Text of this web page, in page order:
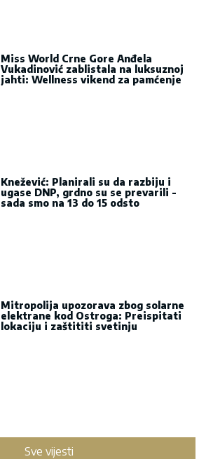
Miss World Crne Gore Anđela
Vukadinović zablistala na luksuznoj
jahti: Wellness vikend za pamćenje
Knežević: Planirali su da razbiju i
ugase DNP, grdno su se prevarili -
sada smo na 13 do 15 odsto
Mitropolija upozorava zbog solarne
elektrane kod Ostroga: Preispitati
lokaciju i zaštititi svetinju
Sve vijesti